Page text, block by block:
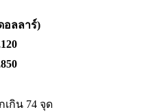
อลลาร์)
กิน 74 จุด